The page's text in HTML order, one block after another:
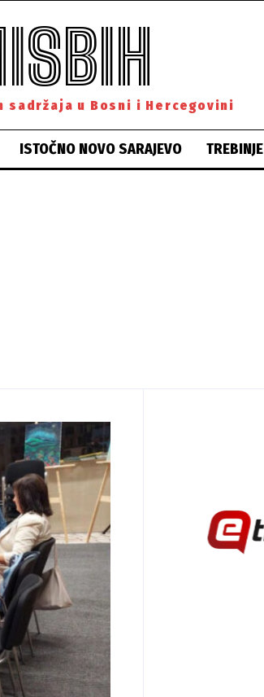
sadržaja u Bosni i Hercegovini
ISTOČNO NOVO SARAJEVO TREBINJE